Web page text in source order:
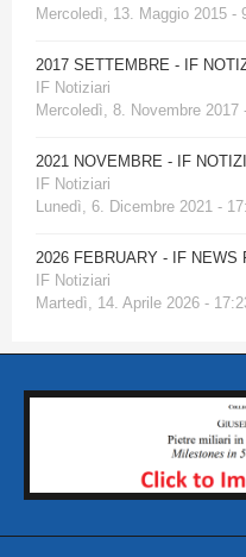
Mercoledì, 13. Maggio 2015 -
2017 SETTEMBRE - IF
IF Notiziari
Mercoledì, 8. Novembre 2017
2021 NOVEMBRE - IF
IF Notiziari
Lunedì, 6. Dicembre 2021 -
2026 FEBRUARY - IF NEWS
IF Notiziari
Martedì, 14. Aprile 2026 -